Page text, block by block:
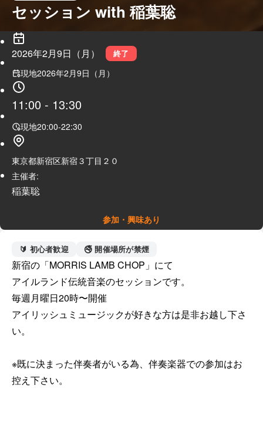
セッション with 稲葉聡
2026年2月9日（月） 終了
現地2026年2月9日（月）
11:00 - 13:30
現地20:00-22:30
東京都新宿区新宿３丁目２０
主催者:
稲葉聡
参加・興味あり
🔰 初心者歓迎 🚭 開催場所が禁煙
新宿の「MORRIS LAMB CHOP」にて
アイルランド伝統音楽のセッションです。
毎週月曜日20時〜開催
アイリッシュミュージックが好きな方は是非お越し下さ
い。
※既に決まった伴奏者がいる為、伴奏楽器での参加はお
控え下さい。